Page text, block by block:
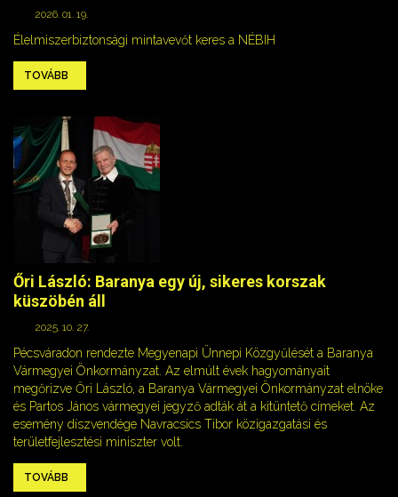
2026. 01. 19.
Élelmiszerbiztonsági mintavevőt keres a NÉBIH
TOVÁBB
Őri László: Baranya egy új, sikeres korszak
küszöbén áll
2025. 10. 27.
Pécsváradon rendezte Megyenapi Ünnepi Közgyűlését a Baranya
Vármegyei Önkormányzat. Az elmúlt évek hagyományait
megőrizve Őri László, a Baranya Vármegyei Önkormányzat elnöke
és Partos János vármegyei jegyző adták át a kitüntető címeket. Az
esemény díszvendége Navracsics Tibor közigazgatási és
területfejlesztési miniszter volt.
TOVÁBB